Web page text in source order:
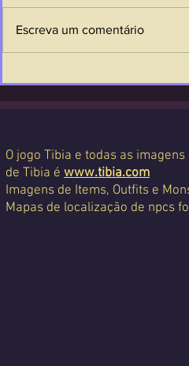
Escreva um comentário
O jogo Tibia e todas as
de Tibia é www.tibia.com
Imagens de Items, Outfits e
Mapas de localização de npcs